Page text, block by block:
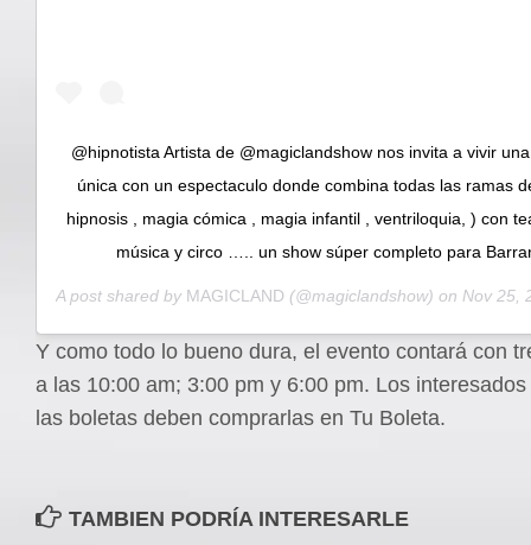
@hipnotista Artista de @magiclandshow nos invita a vivir
única con un espectaculo donde combina todas las ramas
hipnosis , magia cómica , magia infantil , ventriloquia, ) con
música y circo ….. un show súper completo para
A post shared by MAGICLAND (@magiclandshow) on Nov 25,
Y como todo lo bueno dura, el evento contará con
a las 10:00 am; 3:00 pm y 6:00 pm. Los
las boletas deben comprarlas en Tu Boleta.
TAMBIEN PODRÍA INTERESARLE